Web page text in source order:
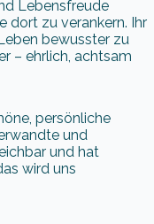
Lebensfreude
dort zu verankern. Ihr
bewusster zu
– ehrlich, achtsam
persönliche
und
und hat
wird uns